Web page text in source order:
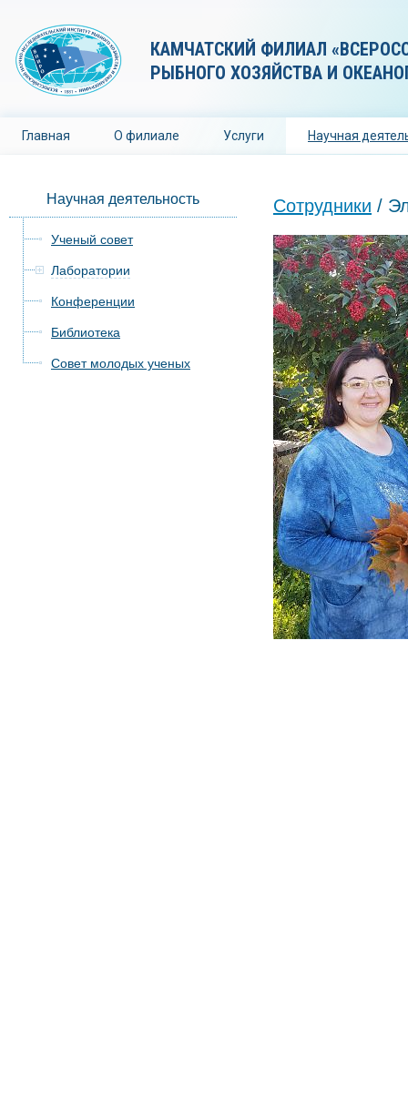
КАМЧАТСКИЙ ФИЛИАЛ
РЫБНОГО ХОЗЯЙСТВА И
Главная О филиале Услуги Научная
Научная деятельность
Ученый совет
Лаборатории
Конференции
Библиотека
Совет молодых ученых
Сотрудники /